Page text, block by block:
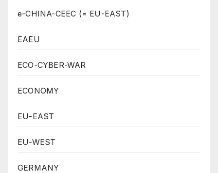
e-CHINA-CEEC (= EU-EAST)
EAEU
ECO-CYBER-WAR
ECONOMY
EU-EAST
EU-WEST
GERMANY